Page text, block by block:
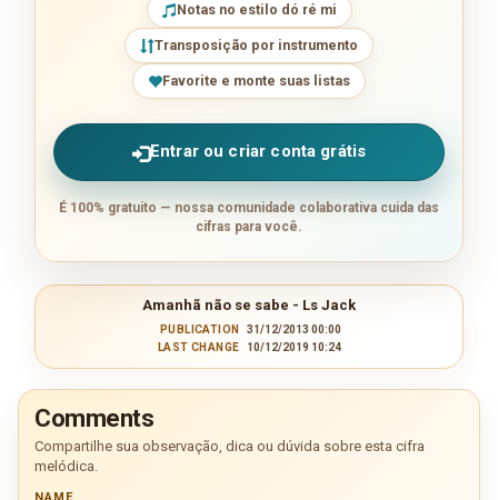
Notas no estilo dó ré mi
Transposição por instrumento
Favorite e monte suas listas
Entrar ou criar conta grátis
É 100% gratuito — nossa comunidade colaborativa cuida das
cifras para você.
Amanhã não se sabe - Ls Jack
PUBLICATION
31/12/2013 00:00
LAST CHANGE
10/12/2019 10:24
Comments
Compartilhe sua observação, dica ou dúvida sobre esta cifra
melódica.